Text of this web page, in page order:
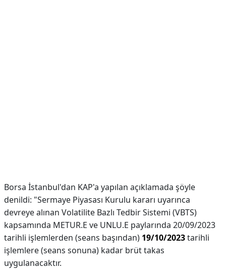
Borsa İstanbul'dan KAP'a yapılan açıklamada şöyle
denildi: "Sermaye Piyasası Kurulu kararı uyarınca
devreye alınan Volatilite Bazlı Tedbir Sistemi (VBTS)
kapsamında METUR.E ve UNLU.E paylarında 20/09/2023
tarihli işlemlerden (seans başından) 19/10/2023tarihli
işlemlere (seans sonuna) kadar brüt takas
uygulanacaktır.